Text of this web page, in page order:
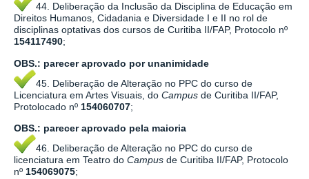
44. Deliberação da Inclusão da Disciplina de Educação em
Direitos Humanos, Cidadania e Diversidade I e II no rol de
disciplinas optativas dos cursos de Curitiba II/FAP, Protocolo nº
154117490;
OBS.: parecer aprovado porunanimidade
45. Deliberação de Alteração no PPC do curso de
Licenciatura em Artes Visuais, do Campus de Curitiba II/FAP,
Protolocado nº 154060707;
OBS.: parecer aprovado pela maioria
46. Deliberação de Alteração no PPC do curso de
licenciatura em Teatro do Campus de Curitiba II/FAP, Protocolo
nº 154069075;